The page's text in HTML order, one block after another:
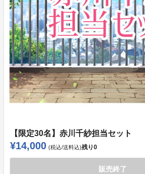
【限定30名】赤川千紗担当セット
¥14,000 (税込/送料込)残り0
販売終了